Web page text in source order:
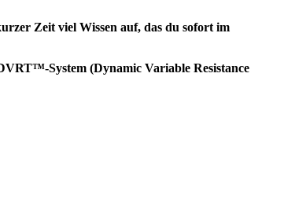
Zeit viel Wissen auf, das du sofort im
System (Dynamic Variable Resistance